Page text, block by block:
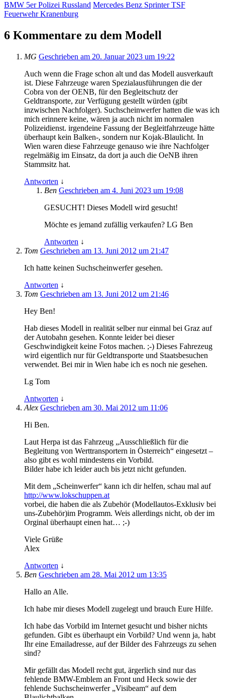
BMW 5er Polizei Russland Mercedes Benz Sprinter TSF
Feuerwehr Kranenburg
6 Kommentare zu dem Modell
MG Geschrieben am 20. Januar 2023 um 19:22
Auch wenn die Frage schon alt und das Modell ausverkauft
ist. Diese Fahrzeuge waren Spezialausführungen die der
Cobra von der OENB, für den Begleitschutz der
Geldtransporte, zur Verfügung gestellt würden (gibt
inzwischen Nachfolger). Suchscheinwerfer hatten die was ich
mich erinnere keine, wären ja auch nicht im normalen
Polizeidienst. irgendeine Fassung der Begleitfahrzeuge hätte
überhaupt kein Balken-, sondern nur Kojak-Blaulicht. In
Wien waren diese Fahrzeuge genauso wie ihre Nachfolger
regelmäßig im Einsatz, da dort ja auch die OeNB ihren
Stammsitz hat.
Antworten ↓
Ben Geschrieben am 4. Juni 2023 um 19:08
GESUCHT! Dieses Modell wird gesucht!
Möchte es jemand zufällig verkaufen? LG Ben
Antworten ↓
Tom Geschrieben am 13. Juni 2012 um 21:47
Ich hatte keinen Suchscheinwerfer gesehen.
Antworten ↓
Tom Geschrieben am 13. Juni 2012 um 21:46
Hey Ben!
Hab dieses Modell in realität selber nur einmal bei Graz auf
der Autobahn gesehen. Konnte leider bei dieser
Geschwindigkeit keine Fotos machen. ;-) Dieses Fahrezeug
wird eigentlich nur für Geldtransporte und Staatsbesuchen
verwendet. Bei mir in Wien habe ich es noch nie gesehen.
Lg Tom
Antworten ↓
Alex Geschrieben am 30. Mai 2012 um 11:06
Hi Ben.
Laut Herpa ist das Fahrzeug „Ausschließlich für die
Begleitung von Werttransportern in Österreich“ eingesetzt –
also gibt es wohl mindestens ein Vorbild.
Bilder habe ich leider auch bis jetzt nicht gefunden.
Mit dem „Scheinwerfer“ kann ich dir helfen, schau mal auf
http://www.lokschuppen.at
vorbei, die haben die als Zubehör (Modellautos-Exklusiv bei
uns-Zubehör)im Programm. Weis allerdings nicht, ob der im
Orginal überhaupt einen hat… ;-)
Viele Grüße
Alex
Antworten ↓
Ben Geschrieben am 28. Mai 2012 um 13:35
Hallo an Alle.
Ich habe mir dieses Modell zugelegt und brauch Eure Hilfe.
Ich habe das Vorbild im Internet gesucht und bisher nichts
gefunden. Gibt es überhaupt ein Vorbild? Und wenn ja, habt
Ihr eine Emailadresse, auf der Bilder des Fahrzeugs zu sehen
sind?
Mir gefällt das Modell recht gut, ärgerlich sind nur das
fehlende BMW-Emblem an Front und Heck sowie der
fehlende Suchscheinwerfer „Visibeam“ auf dem